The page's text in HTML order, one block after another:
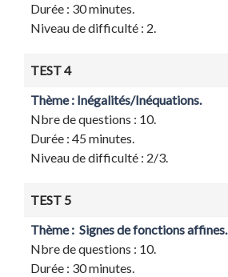
Durée : 30 minutes.
Niveau de difficulté : 2.
TEST 4
Thème : Inégalités/Inéquations.
Nbre de questions : 10.
Durée : 45 minutes.
Niveau de difficulté : 2/3.
TEST 5
Thème : Signes de fonctions affines.
Nbre de questions : 10.
Durée : 30 minutes.